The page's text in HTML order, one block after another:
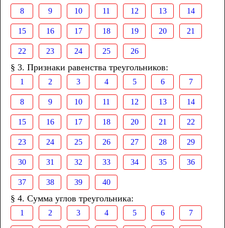
8 9 10 11 12 13 14
15 16 17 18 19 20 21
22 23 24 25 26
§ 3. Признаки равенства треугольников:
1 2 3 4 5 6 7
8 9 10 11 12 13 14
15 16 17 18 20 21 22
23 24 25 26 27 28 29
30 31 32 33 34 35 36
37 38 39 40
§ 4. Сумма углов треугольника:
1 2 3 4 5 6 7